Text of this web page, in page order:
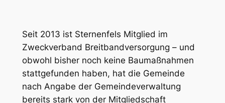
Seit 2013 ist Sternenfels Mitglied im
Zweckverband Breitbandversorgung – und
obwohl bisher noch keine Baumaßnahmen
stattgefunden haben, hat die Gemeinde
nach Angabe der Gemeindeverwaltung
bereits stark von der Mitgliedschaft